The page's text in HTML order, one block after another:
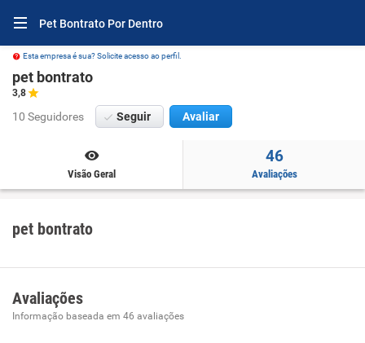
Pet Bontrato Por Dentro
Esta empresa é sua? Solicite acesso ao perfil.
pet bontrato
3,8
10 Seguidores Seguir Avaliar
Visão Geral
46
Avaliações
pet bontrato
Avaliações
Informação baseada em 46 avaliações